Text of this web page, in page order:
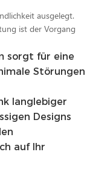
ausgelegt.
ist der Vorgang
sorgt für eine
Störungen
langlebiger
Designs
auf Ihr